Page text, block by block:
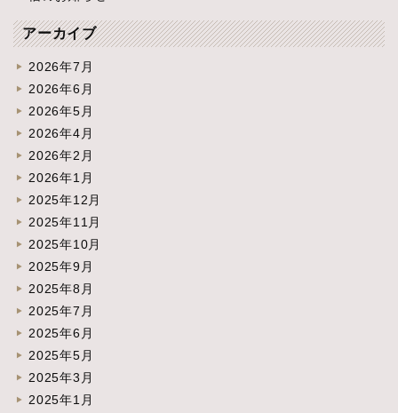
アーカイブ
2026年7月
2026年6月
2026年5月
2026年4月
2026年2月
2026年1月
2025年12月
2025年11月
2025年10月
2025年9月
2025年8月
2025年7月
2025年6月
2025年5月
2025年3月
2025年1月